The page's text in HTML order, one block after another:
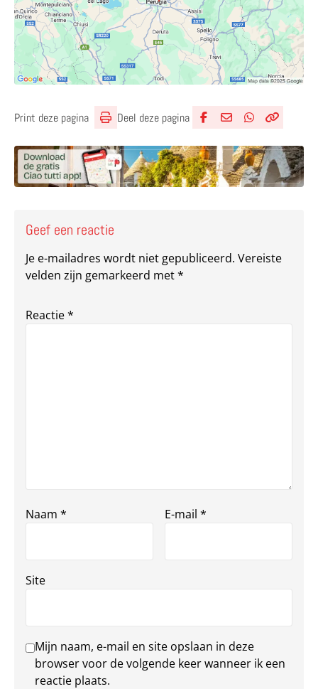
Print deze pagina Deel deze pagina
Geef een reactie
Je e-mailadres wordt niet gepubliceerd. Vereiste
velden zijn gemarkeerd met*
Reactie*
Naam * E-mail *
Site
Mijn naam, e-mail en site opslaan in deze
browser voor de volgende keer wanneer ik een
reactie plaats.